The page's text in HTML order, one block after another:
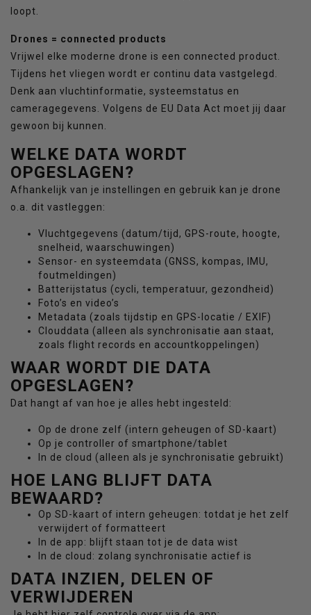
loopt.
Drones = connected products
Vrijwel elke moderne drone is een connected product.
Tijdens het vliegen wordt er continu data vastgelegd.
Denk aan vluchtinformatie, systeemstatus en
cameragegevens. Volgens de EU Data Act moet jij daar
gewoon bij kunnen.
WELKE DATA WORDT
OPGESLAGEN?
Afhankelijk van je instellingen en gebruik kan je drone
o.a. dit vastleggen:
Vluchtgegevens (datum/tijd, GPS-route, hoogte,
snelheid, waarschuwingen)
Sensor- en systeemdata (GNSS, kompas, IMU,
foutmeldingen)
Batterijstatus (cycli, temperatuur, gezondheid)
Foto’s en video’s
Metadata (zoals tijdstip en GPS-locatie / EXIF)
Clouddata (alleen als synchronisatie aan staat,
zoals flight records en accountkoppelingen)
WAAR WORDT DIE DATA
OPGESLAGEN?
Dat hangt af van hoe je alles hebt ingesteld:
Op de drone zelf (intern geheugen of SD-kaart)
Op je controller of smartphone/tablet
In de cloud (alleen als je synchronisatie gebruikt)
HOE LANG BLIJFT DATA
BEWAARD?
Op SD-kaart of intern geheugen: totdat je het zelf
verwijdert of formatteert
In de app: blijft staan tot je de data wist
In de cloud: zolang synchronisatie actief is
DATA INZIEN, DELEN OF
VERWIJDEREN